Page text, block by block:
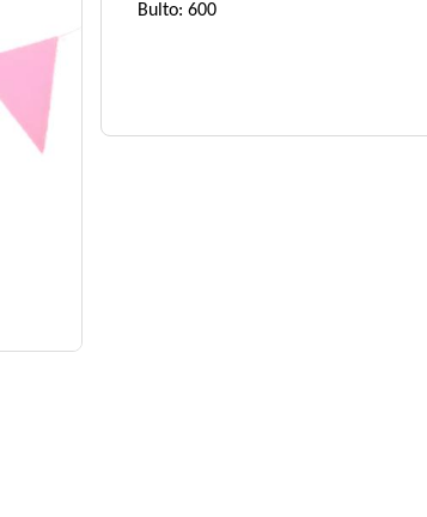
Bulto: 600